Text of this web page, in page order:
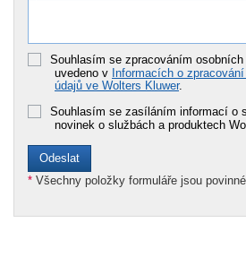
Souhlasím se zpracováním
uvedeno v Informacích o
údajů ve Wolters Kluwer.
Souhlasím se zasíláním informací o
novinek o službách a produktech
* Všechny položky formuláře jsou povinné.